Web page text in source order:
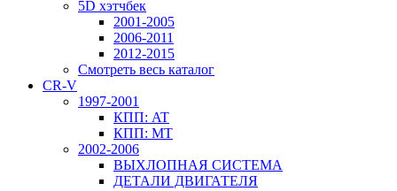
5D хэтчбек
2001-2005
2006-2011
2012-2015
Смотреть весь каталог
CR-V
1997-2001
КПП: AT
КПП: MT
2002-2006
ВЫХЛОПНАЯ СИСТЕМА
ДЕТАЛИ ДВИГАТЕЛЯ